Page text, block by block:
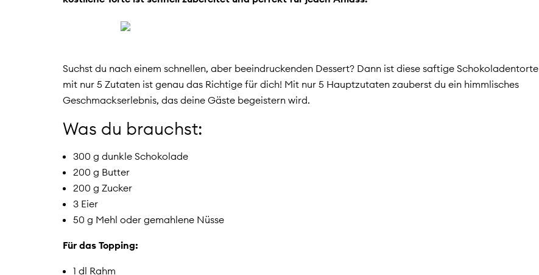
Suchst du nach einem schnellen, aber beeindruckenden Dessert? Dann ist diese saftige Schokoladentorte
mit nur 5 Zutaten ist genau das Richtige für dich! Mit nur 5 Hauptzutaten zauberst du ein himmlisches
Geschmackserlebnis, das deine Gäste begeistern wird.
Was du brauchst:
300 g dunkle Schokolade
200 g Butter
200 g Zucker
3 Eier
50 g Mehl oder gemahlene Nüsse
Für das Topping:
1 dl Rahm